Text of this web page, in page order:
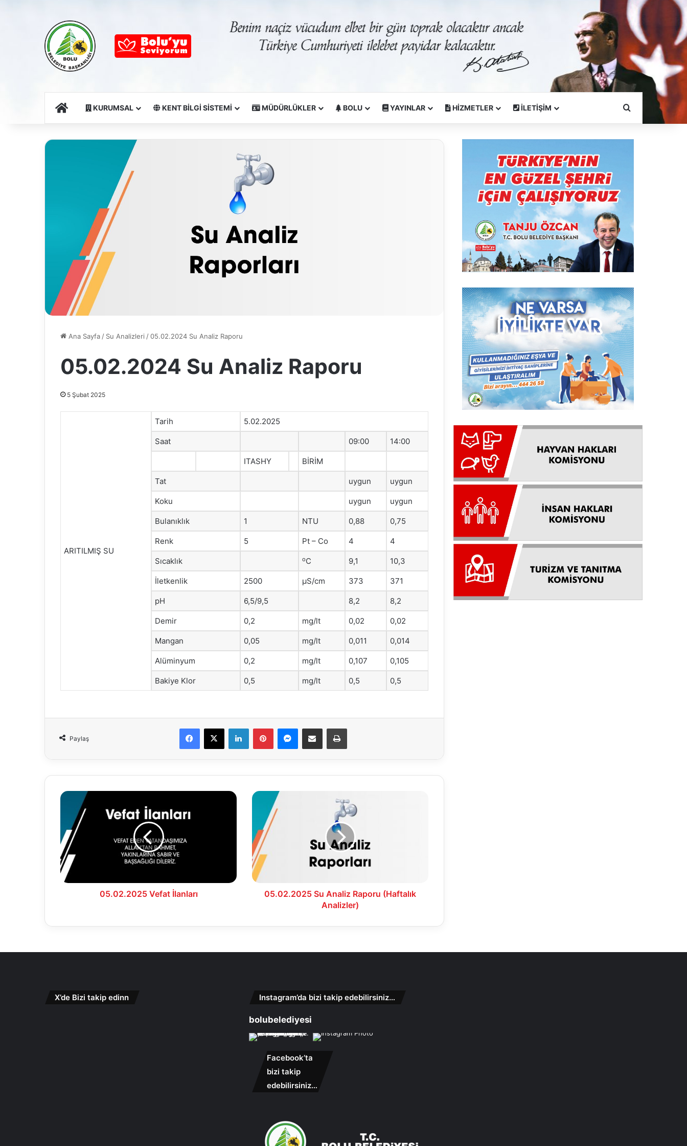
Ana SayfaKURUMSAL KENT BİLGİ SİSTEMİ MÜDÜRLÜKLER BOLU YAYINLAR HİZMETLER İLETİŞİM Arama Yapın
Ana Sayfa/ Su Analizleri /05.02.2024 Su Analiz Raporu
05.02.2024 Su Analiz Raporu
5 Şubat 2025
ARITILMIŞ SU
Tarih 5.02.2025
Saat 09:00 14:00
ITASHY BİRİM
Tat uygun uygun
Koku uygun uygun
Bulanıklık 1 NTU 0,88 0,75
Renk 5 Pt – Co 4 4
Sıcaklık oC 9,1 10,3
İletkenlik 2500 μS/cm 373 371
pH 6,5/9,5 8,2 8,2
Demir 0,2 mg/lt 0,02 0,02
Mangan 0,05 mg/lt 0,011 0,014
Alüminyum 0,2 mg/lt 0,107 0,105
Bakiye Klor 0,5 mg/lt 0,5 0,5
Paylaş
Facebook
X LinkedInPinterestMessenger
E-Mail ile paylaş Yazdır
05.02.2025
İlanları
05.02.2025 Vefat İlanları
05.02.2025
Analiz
Raporu
(Haftalık
Analizler)
05.02.2025 Su Analiz Raporu (Haftalık
Analizler)
X’de Bizi takip edinn Instagram’da bizi takip edebilirsiniz…
bolubelediyesi
Facebook’ta
bizi takip
edebilirsiniz…